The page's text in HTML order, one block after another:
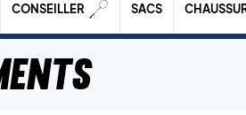
CONSEILLER SACS